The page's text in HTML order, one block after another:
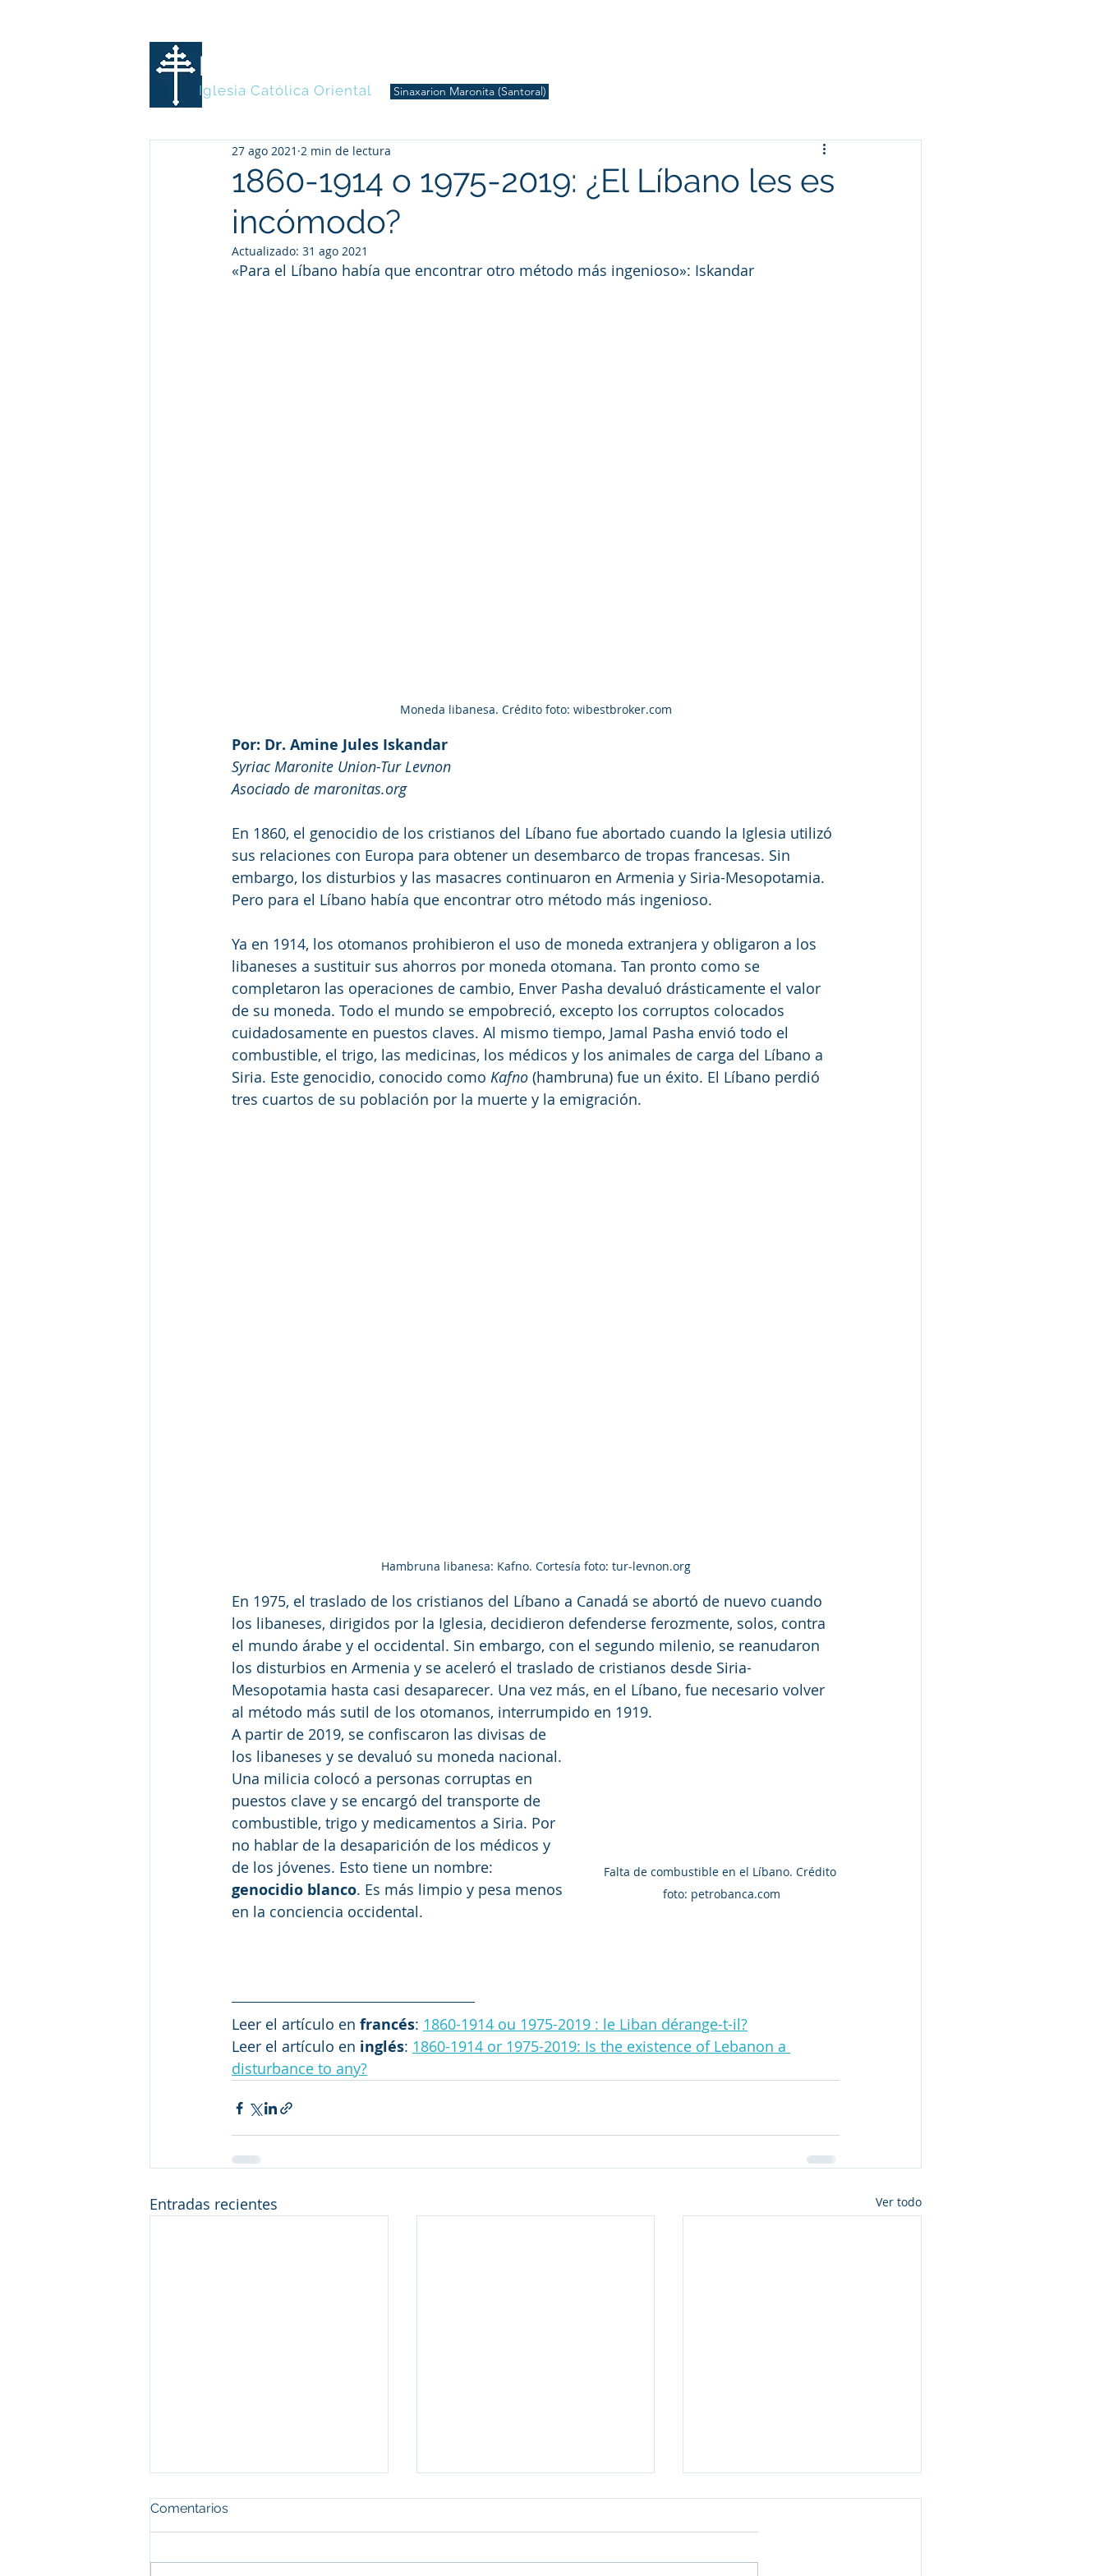
MARONITAS
Iglesia Católica Oriental
Sinaxarion Maronita (Santoral)
1860-1914 o 1975-2019: ¿El Líbano les es
incómodo?
27 ago 2021 2 min de lectura
Actualizado: 31 ago 2021
«Para el Líbano había que encontrar otro método más ingenioso»: Iskandar
Moneda libanesa. Crédito foto: wibestbroker.com
Por: Dr. Amine Jules Iskandar
Syriac Maronite Union-Tur Levnon
Asociado de maronitas.org
En 1860, el genocidio de los cristianos del Líbano fue abortado cuando la Iglesia utilizó
sus relaciones con Europa para obtener un desembarco de tropas francesas. Sin
embargo, los disturbios y las masacres continuaron en Armenia y Siria-Mesopotamia.
Pero para el Líbano había que encontrar otro método más ingenioso.
Ya en 1914, los otomanos prohibieron el uso de moneda extranjera y obligaron a los
libaneses a sustituir sus ahorros por moneda otomana. Tan pronto como se
completaron las operaciones de cambio, Enver Pasha devaluó drásticamente el valor
de su moneda. Todo el mundo se empobreció, excepto los corruptos colocados
cuidadosamente en puestos claves. Al mismo tiempo, Jamal Pasha envió todo el
combustible, el trigo, las medicinas, los médicos y los animales de carga del Líbano a
Siria. Este genocidio, conocido como Kafno (hambruna) fue un éxito. El Líbano perdió
tres cuartos de su población por la muerte y la emigración.
Hambruna libanesa: Kafno. Cortesía foto: tur-levnon.org
En 1975, el traslado de los cristianos del Líbano a Canadá se abortó de nuevo cuando
los libaneses, dirigidos por la Iglesia, decidieron defenderse ferozmente, solos, contra
el mundo árabe y el occidental. Sin embargo, con el segundo milenio, se reanudaron
los disturbios en Armenia y se aceleró el traslado de cristianos desde Siria-
Mesopotamia hasta casi desaparecer. Una vez más, en el Líbano, fue necesario volver
al método más sutil de los otomanos, interrumpido en 1919.
Falta de combustible en el Líbano. Crédito
foto: petrobanca.com
A partir de 2019, se confiscaron las divisas de
los libaneses y se devaluó su moneda nacional.
Una milicia colocó a personas corruptas en
puestos clave y se encargó del transporte de
combustible, trigo y medicamentos a Siria. Por
no hablar de la desaparición de los médicos y
de los jóvenes. Esto tiene un nombre:
genocidio blanco. Es más limpio y pesa menos
en la conciencia occidental.
Leer el artículo en francés: 1860-1914 ou 1975-2019 : le Liban dérange-t-il?
Leer el artículo en inglés: 1860-1914 or 1975-2019: Is the existence of Lebanon a
disturbance to any?
Entradas recientes Ver todo
Comentarios